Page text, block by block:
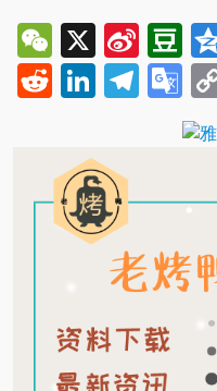
WeChat
X
Sina
Reddit